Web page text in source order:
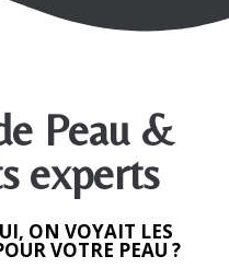
Peau &
experts
LA PEAU
ON VOYAIT LES
VOTRE PEAU ?